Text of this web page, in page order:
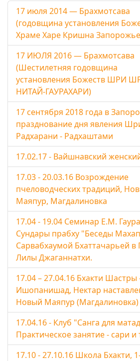
17 июля 2014 — Брахмотсава
(годовщина установления
Храме Харе Кришна
17 ИЮЛЯ 2016 — Брахмотсава
(Шестилетняя годовщина
установления Божеств ШРИ
НИТАЙ-ГАУРАХАРИ)
17 сентября 2018 года в
празднование дня явления
Радхарани - Радхаштами
17.02.17 - Вайшнавский
17.03 - 20.03.16 Возрождение
пчеловодческих традиций,
Маяпур, Магдалиновка
17.04 - 19.04 Семинар Е.М. Гаура
Сундары прабху "Беседы
Сарвабхаумой Бхаттачарьей в
Лилы Джаганнатхи.
17.04 – 27.04.16 Бхакти
Ишопанишад, Нектар
Новый Маяпур (Магдалиновка)
17.04.16 - Клуб "Санга для
Практическое занятие - сари и
17.10 - 27.10.16 Школа Бхакти,